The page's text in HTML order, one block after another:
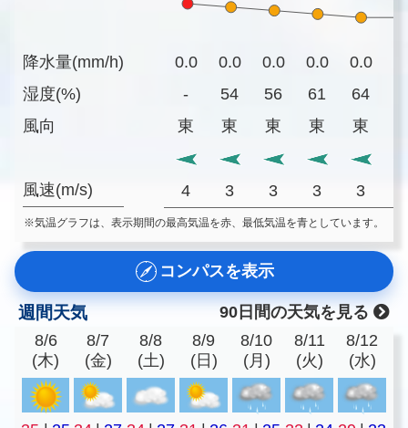
降水量(mm/h)
湿度(%)
風向
風速(m/s)
0.0 0.0 0.0 0.0 0.0
-
54 56 61 64
東
東 東 東 東
4 3 3 3 3
※気温グラフは、表示期間の最高気温を赤、最低気温を青としています。
コンパスを表示
週間天気
90日間の天気を見る
8/6
(木)
8/7
(金)
8/8
(土)
8/9
(日)
8/10
(月)
8/11
(火)
8/12
(水)